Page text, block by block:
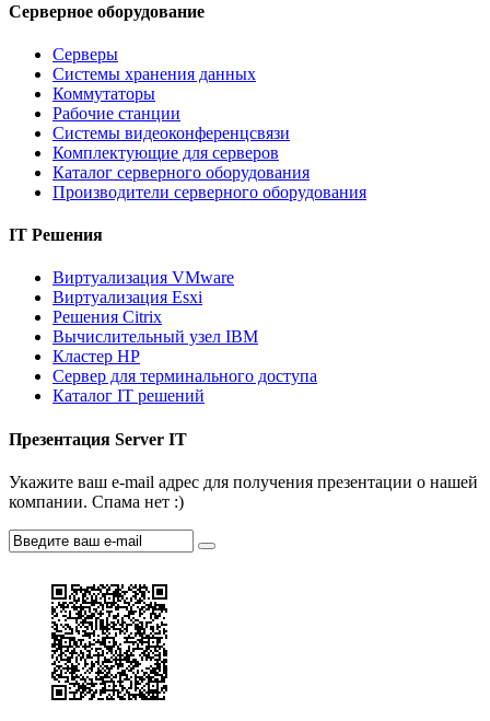
Серверное оборудование
Серверы
Системы хранения данных
Коммутаторы
Рабочие станции
Системы видеоконференцсвязи
Комплектующие для серверов
Каталог серверного оборудования
Производители серверного оборудования
IT Решения
Виртуализация VMware
Виртуализация Esxi
Решения Citrix
Вычислительный узел IBM
Кластер HP
Сервер для терминального доступа
Каталог IT решений
Презентация Server IT
Укажите ваш e-mail адрес для получения презентации о нашей
компании. Спама нет :)